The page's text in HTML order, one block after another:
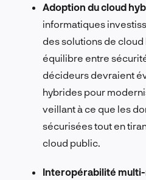
Adoption du cloud
informatiques
des solutions de
équilibre entre
décideurs devraient
hybrides pour
veillant à ce que les
sécurisées tout en
cloud public.
Interopérabilité multi-